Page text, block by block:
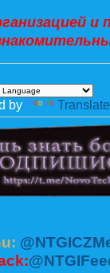
by Translate